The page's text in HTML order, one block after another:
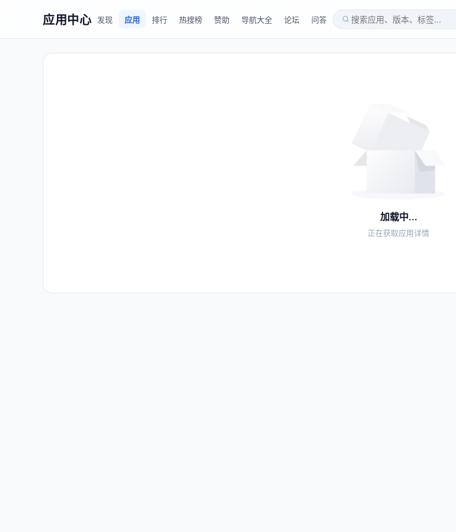
应用中心 发现 应用 排行 热搜榜 赞助 导航大全 论坛 问答
加载中...
正在获取应用详情